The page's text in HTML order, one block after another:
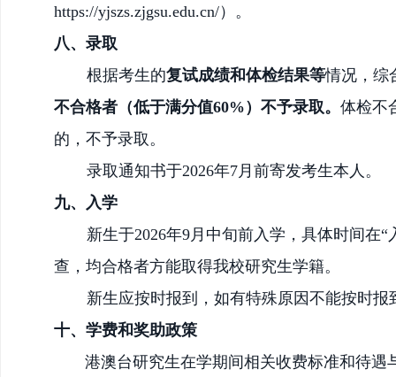
https://yjszs.zjgsu.edu.cn/）。
八、录取
根据考生的复试成绩和体检结果等情况 ，
不合格者（低于满分值60%）不予录取。 体检不
的，不予录取。
录取通知书于2026年7月 前寄发考生本人。
九、入学
新生于2026年9月中旬前入学，具体时间在“
查，均合格者方能取得我校研究生学籍。
新生应按时报到，如有特殊原因不能按时
十、 学费和奖助政策
港澳台研究生在学期间相关收费标准和待